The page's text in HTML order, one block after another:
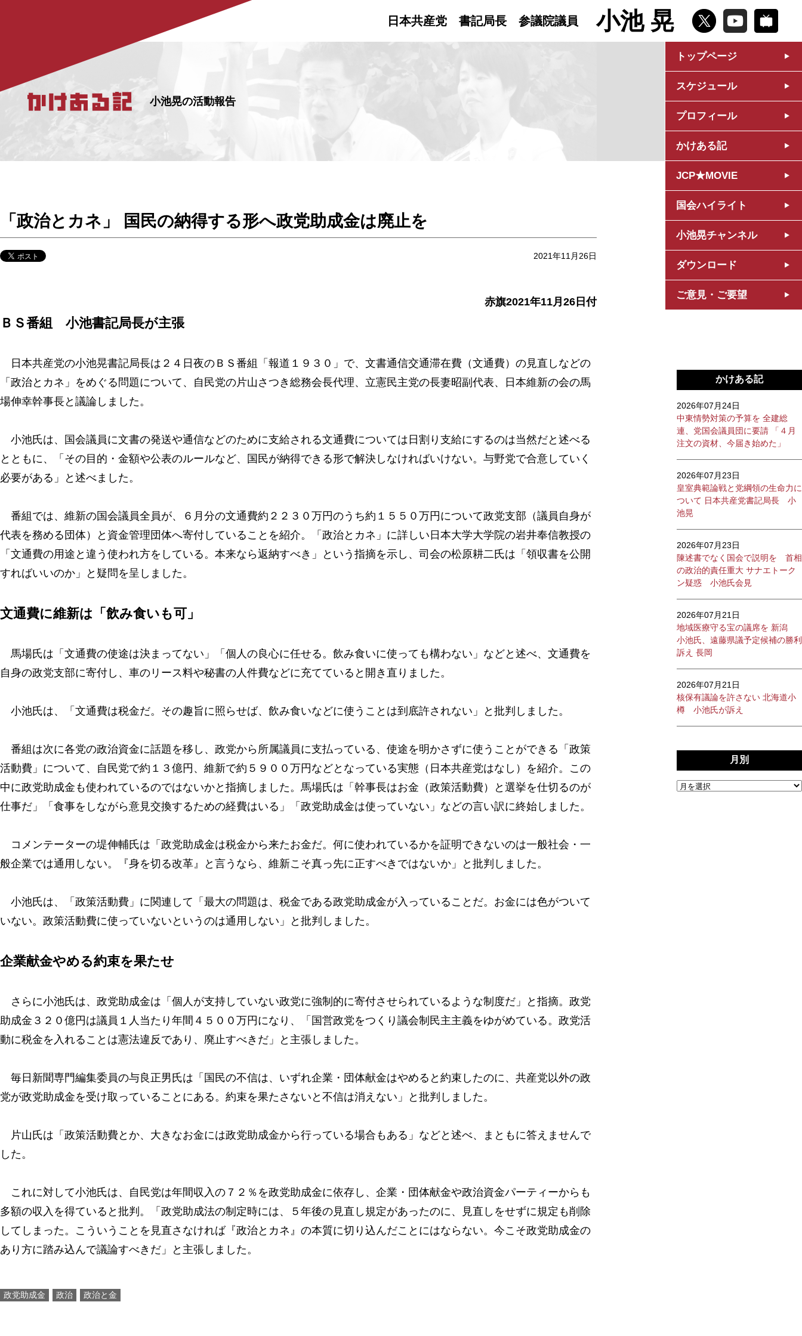
日本共産党 書記局長 参議院議員 小池 晃
トップページ
スケジュール
プロフィール
かけある記
JCP★MOVIE
国会ハイライト
小池晃チャンネル
ダウンロード
ご意見・ご要望
小池晃の活動報告
「政治とカネ」 国民の納得する形へ政党助成金は廃止を
2021年11月26日
赤旗2021年11月26日付
ＢＳ番組 小池書記局長が主張
日本共産党の小池晃書記局長は２４日夜のＢＳ番組「報道１９３０」で、文書通信交通滞在費（文通費）の見直しなどの
「政治とカネ」をめぐる問題について、自民党の片山さつき総務会長代理、立憲民主党の長妻昭副代表、日本維新の会の馬
場伸幸幹事長と議論しました。
小池氏は、国会議員に文書の発送や通信などのために支給される文通費については日割り支給にするのは当然だと述べる
とともに、「その目的・金額や公表のルールなど、国民が納得できる形で解決しなければいけない。与野党で合意していく
必要がある」と述べました。
番組では、維新の国会議員全員が、６月分の文通費約２２３０万円のうち約１５５０万円について政党支部（議員自身が
代表を務める団体）と資金管理団体へ寄付していることを紹介。「政治とカネ」に詳しい日本大学大学院の岩井奉信教授の
「文通費の用途と違う使われ方をしている。本来なら返納すべき」という指摘を示し、司会の松原耕二氏は「領収書を公開
すればいいのか」と疑問を呈しました。
文通費に維新は「飲み食いも可」
馬場氏は「文通費の使途は決まってない」「個人の良心に任せる。飲み食いに使っても構わない」などと述べ、文通費を
自身の政党支部に寄付し、車のリース料や秘書の人件費などに充てていると開き直りました。
小池氏は、「文通費は税金だ。その趣旨に照らせば、飲み食いなどに使うことは到底許されない」と批判しました。
番組は次に各党の政治資金に話題を移し、政党から所属議員に支払っている、使途を明かさずに使うことができる「政策
活動費」について、自民党で約１３億円、維新で約５９００万円などとなっている実態（日本共産党はなし）を紹介。この
中に政党助成金も使われているのではないかと指摘しました。馬場氏は「幹事長はお金（政策活動費）と選挙を仕切るのが
仕事だ」「食事をしながら意見交換するための経費はいる」「政党助成金は使っていない」などの言い訳に終始しました。
コメンテーターの堤伸輔氏は「政党助成金は税金から来たお金だ。何に使われているかを証明できないのは一般社会・一
般企業では通用しない。『身を切る改革』と言うなら、維新こそ真っ先に正すべきではないか」と批判しました。
小池氏は、「政策活動費」に関連して「最大の問題は、税金である政党助成金が入っていることだ。お金には色がついて
いない。政策活動費に使っていないというのは通用しない」と批判しました。
企業献金やめる約束を果たせ
さらに小池氏は、政党助成金は「個人が支持していない政党に強制的に寄付させられているような制度だ」と指摘。政党
助成金３２０億円は議員１人当たり年間４５００万円になり、「国営政党をつくり議会制民主主義をゆがめている。政党活
動に税金を入れることは憲法違反であり、廃止すべきだ」と主張しました。
毎日新聞専門編集委員の与良正男氏は「国民の不信は、いずれ企業・団体献金はやめると約束したのに、共産党以外の政
党が政党助成金を受け取っていることにある。約束を果たさないと不信は消えない」と批判しました。
片山氏は「政策活動費とか、大きなお金には政党助成金から行っている場合もある」などと述べ、まともに答えませんで
した。
これに対して小池氏は、自民党は年間収入の７２％を政党助成金に依存し、企業・団体献金や政治資金パーティーからも
多額の収入を得ていると批判。「政党助成法の制定時には、５年後の見直し規定があったのに、見直しをせずに規定も削除
してしまった。こういうことを見直さなければ『政治とカネ』の本質に切り込んだことにはならない。今こそ政党助成金の
あり方に踏み込んで議論すべきだ」と主張しました。
政党助成金 政治 政治と金
かけある記
2026年07月24日
中東情勢対策の予算を 全建総
連、党国会議員団に要請 「４月
注文の資材、今届き始めた」
2026年07月23日
皇室典範論戦と党綱領の生命力に
ついて 日本共産党書記局長 小
池晃
2026年07月23日
陳述書でなく国会で説明を 首相
の政治的責任重大 サナエトーク
ン疑惑 小池氏会見
2026年07月21日
地域医療守る宝の議席を 新潟
小池氏、遠藤県議予定候補の勝利
訴え 長岡
2026年07月21日
核保有議論を許さない 北海道小
樽 小池氏が訴え
月別